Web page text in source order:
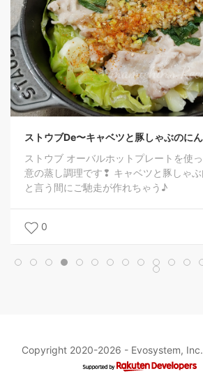
ツと豚しゃぶのにんにく蒸し焼き
ットプレートを使って〜 ストウブお得
ャベツと豚しゃぶ肉を使って〜 あっ
作れちゃう♪
Copyright 2020-2026 - Evosystem, Inc.